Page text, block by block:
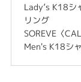
Lady’s K18シ
リング
SOREVE〈
Men's K18シ